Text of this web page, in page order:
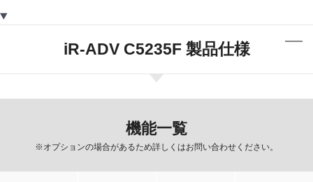
iR-ADV C5235F 製品仕様
機能一覧
※オプションの場合があるため詳しくはお問い合わせください。